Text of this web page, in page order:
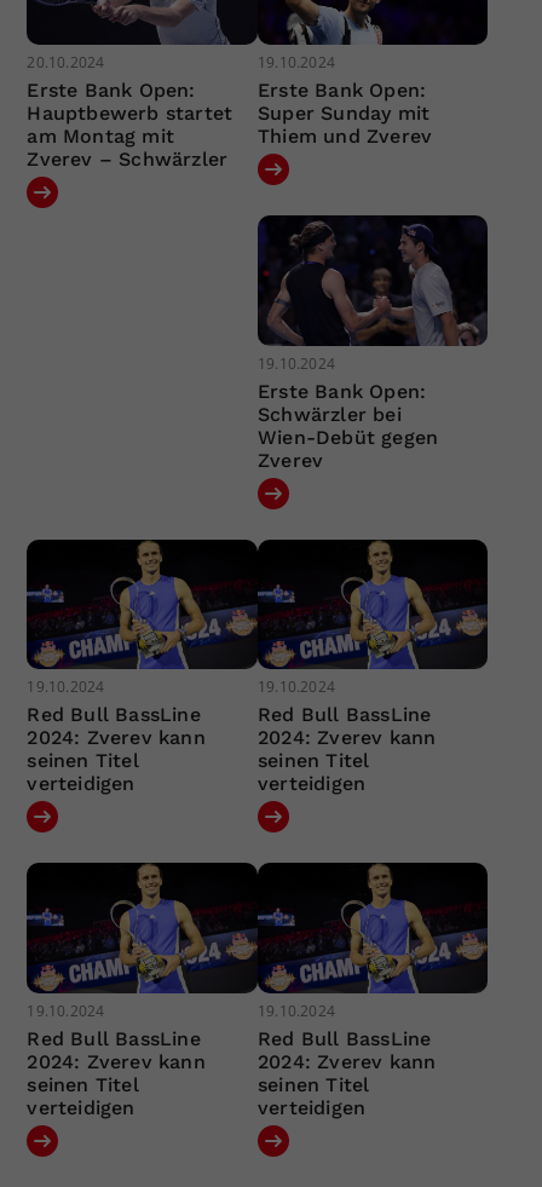
20.10.2024
Erste Bank Open:
Hauptbewerb startet
am Montag mit
Zverev – Schwärzler
19.10.2024
Erste Bank Open:
Super Sunday mit
Thiem und Zverev
19.10.2024
Erste Bank Open:
Schwärzler bei
Wien-Debüt gegen
Zverev
19.10.2024
Red Bull BassLine
2024: Zverev kann
seinen Titel
verteidigen
19.10.2024
Red Bull BassLine
2024: Zverev kann
seinen Titel
verteidigen
19.10.2024
Red Bull BassLine
2024: Zverev kann
seinen Titel
verteidigen
19.10.2024
Red Bull BassLine
2024: Zverev kann
seinen Titel
verteidigen